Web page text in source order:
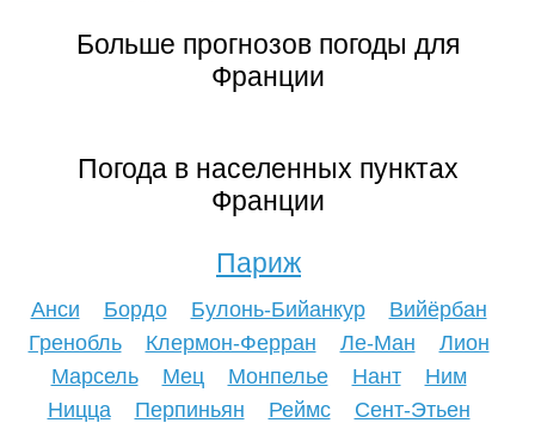
Больше прогнозов погоды для
Франции
Погода в населенных пунктах
Франции
Париж
Анси Бордо Булонь-Бийанкур
Вийёрбан
Гренобль
Клермон-Ферран Ле-Ман
Лион
Марсель
Мец Монпелье Нант
Ним
Ницца
Перпиньян Реймс
Сент-Этьен